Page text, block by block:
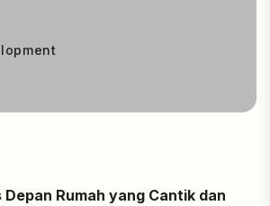
Depan Rumah yang Cantik dan